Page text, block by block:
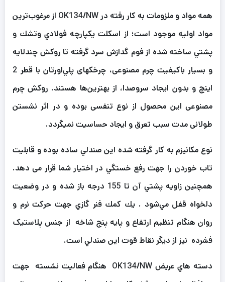
همه مواد و ملزومات به كار رفته در OK134/NW از مرغوب‌ترين
مواد اوليه موجود است؛ از اسكلت يكپارچه فولادي وتشك و
پشتي ساخته شده از فوم گدازش سرد گرفته تا روكش چندلایه
و بسیار باکیفیت چرم مصنوعی، چرخكهای پلي‌اورتان با قطر 2
اينچ و بدون ايجاد سروصدا، از بهترين‌ها هستند. روکش چرم
مصنوعی این محصول از نوع تنفسی بوده و در اثر نشستن
طولانی مدت سبب تعرق و ایجاد حساسیت نمیگردد.
نوع مكانيزم به کار گرفته شده اين صندلي ساده بوده و قابليت
تاب خوردن را جهت رفع خستگي در اختیار شما قرار می دهد.
همچنين زاويه پشتي آن تا 155 درجه باز شده و در وضعيت
دلخواه قفل مي‌شود . يك كمك فنر گازي جهت حركت نرم و
روان هنگام تنظيم ارتفاع و پايه پنج شاخه از جنس پلاستیک
فشرده نيز از دیگر نقاط قوت اين صندلي است.
دسته هاي عريض OK134/NW هنگام فعالیت نشسته جهت